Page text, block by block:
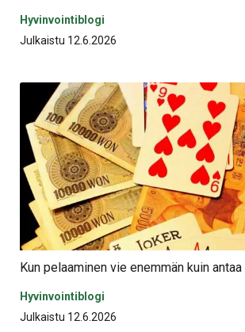
Hyvinvointiblogi
Julkaistu 12.6.2026
Kun pelaaminen vie enemmän kuin antaa
Hyvinvointiblogi
Julkaistu 12.6.2026